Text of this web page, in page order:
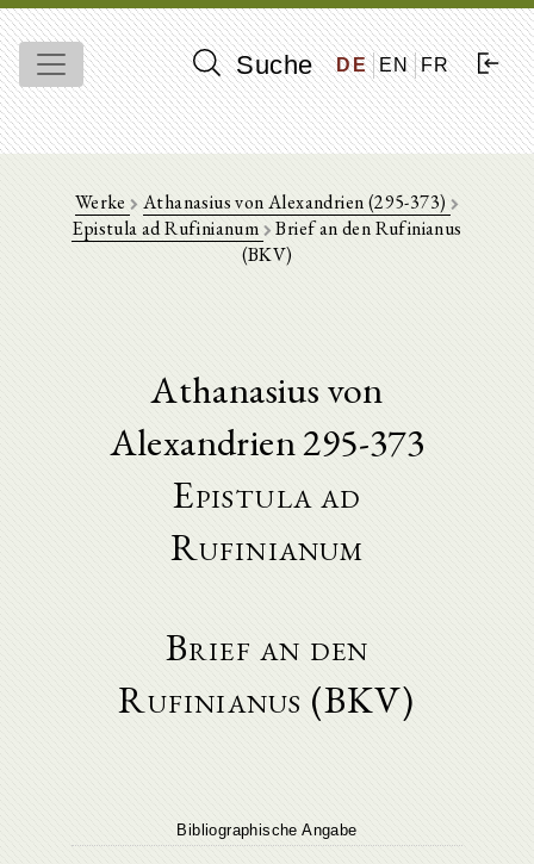
Suche DE EN FR
Werke Athanasius von Alexandrien (295-373)
Epistula ad Rufinianum
Brief an den Rufinianus
(BKV)
Athanasius von
Alexandrien 295-373
Epistula ad
Rufinianum
Brief an den
Rufinianus (BKV)
Bibliographische Angabe